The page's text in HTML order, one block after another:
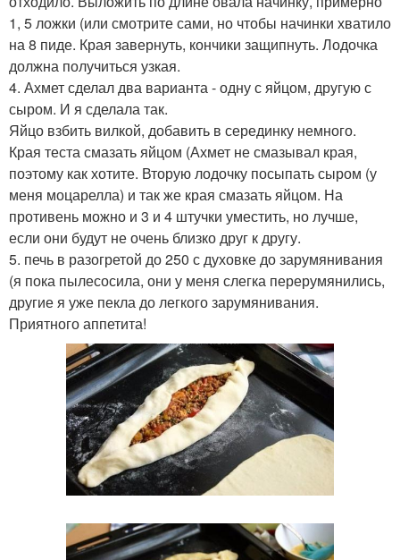
1, 5 ложки (или смотрите сами, но чтобы начинки хватило
на 8 пиде. Края завернуть, кончики защипнуть. Лодочка
должна получиться узкая.
4. Ахмет сделал два варианта - одну с яйцом, другую с
сыром. И я сделала так.
Яйцо взбить вилкой, добавить в серединку немного.
Края теста смазать яйцом (Ахмет не смазывал края,
поэтому как хотите. Вторую лодочку посыпать сыром (у
меня моцарелла) и так же края смазать яйцом. На
противень можно и 3 и 4 штучки уместить, но лучше,
если они будут не очень близко друг к другу.
5. печь в разогретой до 250 с духовке до зарумянивания
(я пока пылесосила, они у меня слегка перерумянились,
другие я уже пекла до легкого зарумянивания.
Приятного аппетита!